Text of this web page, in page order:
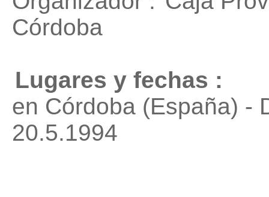
Córdoba
Lugares y fechas :
en Córdoba (España) -
20.5.1994